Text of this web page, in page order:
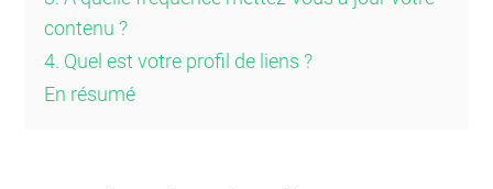
contenu ?
4. Quel est votre profil de liens ?
En résumé